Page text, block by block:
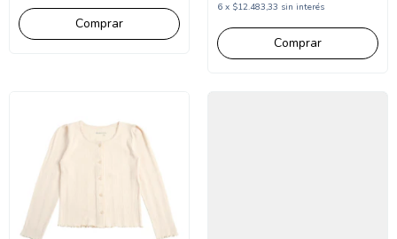
Comprar
6 x $12.483,33 sin interés
Comprar